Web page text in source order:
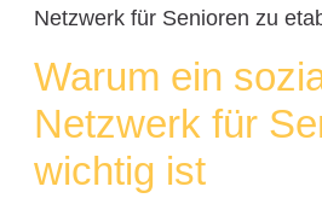
Netzwerk für Senioren zu
Warum ein
Netzwerk für
wichtig ist